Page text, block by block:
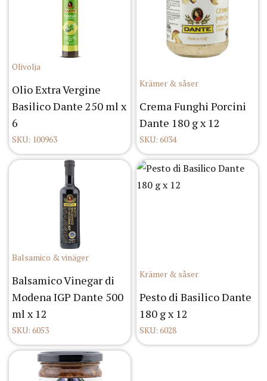
Olivolja
Olio Extra Vergine
Basilico Dante 250 ml x
6
SKU: 100963
Krämer & såser
Crema Funghi Porcini
Dante 180 g x 12
SKU: 6034
Balsamico & vinäger
Balsamico Vinegar di
Modena IGP Dante 500
ml x 12
SKU: 6053
Krämer & såser
Pesto di Basilico Dante
180 g x 12
SKU: 6028